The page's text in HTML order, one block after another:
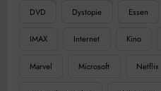
DVD Dystopie Essen
IMAX Internet Kino
Marvel Microsoft Netflix